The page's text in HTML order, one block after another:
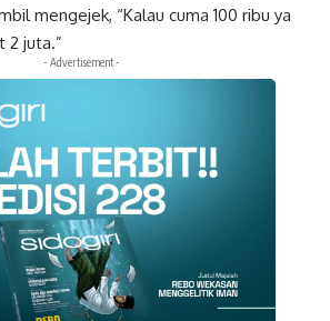
mengejek, “Kalau cuma 100 ribu ya
2 juta.”
- Advertisement -